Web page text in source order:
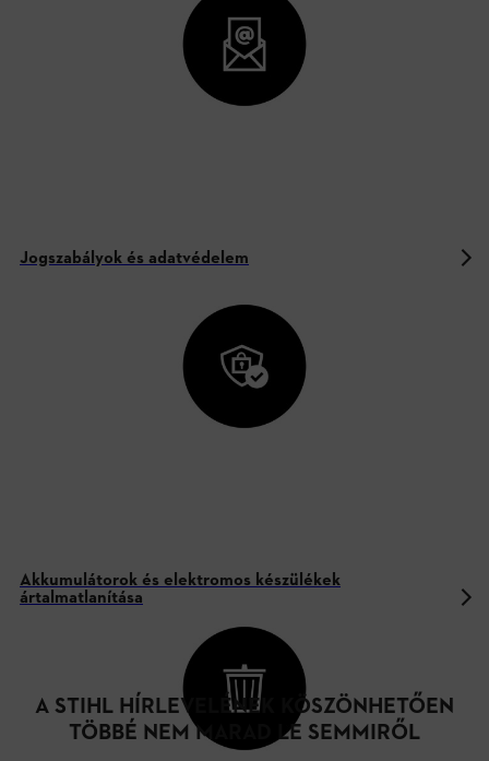
Jogszabályok és adatvédelem
Akkumulátorok és elektromos készülékek
ártalmatlanítása
A STIHL HÍRLEVELÉNEK KÖSZÖNHETŐEN
TÖBBÉ NEM MARAD LE SEMMIRŐL